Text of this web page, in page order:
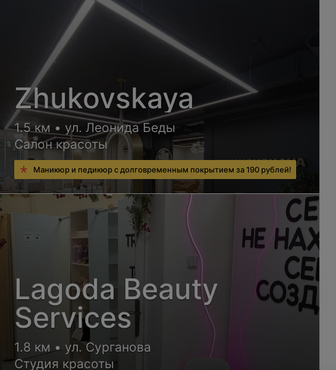
Zhukovskaya
1.5 км • ул. Леонида Беды
Салон красоты
Маникюр и педикюр с долговременным покрытием за 190 рублей!
Lagoda Beauty
Services
1.8 км • ул. Сурганова
Студия красоты